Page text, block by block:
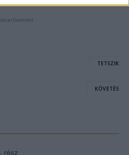
-
TETSZIK
KÖVETÉS
rész